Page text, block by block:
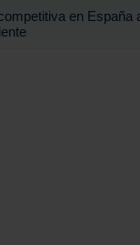
en España